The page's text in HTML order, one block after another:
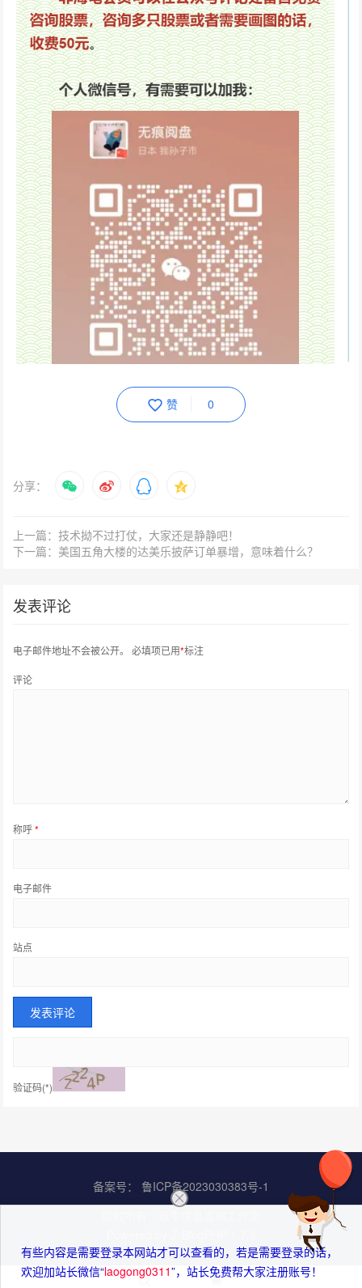
赞 0
分享：
上一篇：技术拗不过打仗，大家还是静静吧！
下一篇：美国五角大楼的达美乐披萨订单暴增，意味着什么？
发表评论
电子邮件地址不会被公开。 必填项已用*标注
评论
称呼*
电子邮件
站点
验证码(*)
备案号： 鲁ICP备2023030383号-1
有些内容是需要登录本网站才可以查看的，若是需要登录的话，
欢迎加站长微信“laogong0311”，站长免费帮大家注册账号！